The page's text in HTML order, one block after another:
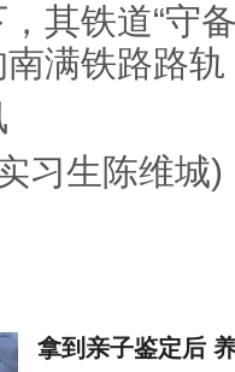
其铁道“守
满铁路路
习生陈维城)
拿到亲子鉴定后